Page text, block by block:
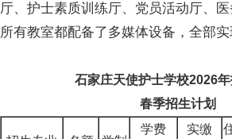
厅、护士素质训练厅、党员活动厅、医
所有教室都配备了多媒体设备，全部实
石家庄天使护士学校2026年
春季招生计划
学费
实缴